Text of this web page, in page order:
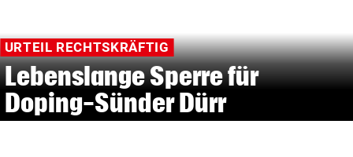
URTEIL RECHTSKRÄFTIG
Lebenslange Sperre für
Doping-Sünder Dürr